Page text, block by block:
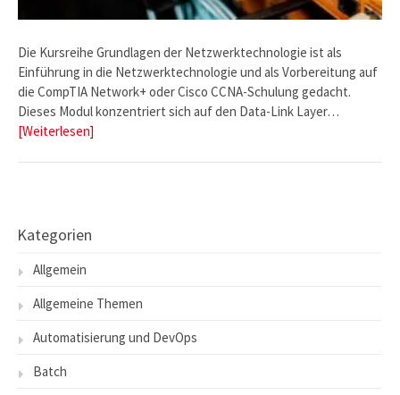
Die Kursreihe Grundlagen der Netzwerktechnologie ist als
Einführung in die Netzwerktechnologie und als Vorbereitung auf
die CompTIA Network+ oder Cisco CCNA-Schulung gedacht.
Dieses Modul konzentriert sich auf den Data-Link Layer…
[Weiterlesen]
Kategorien
Allgemein
Allgemeine Themen
Automatisierung und DevOps
Batch